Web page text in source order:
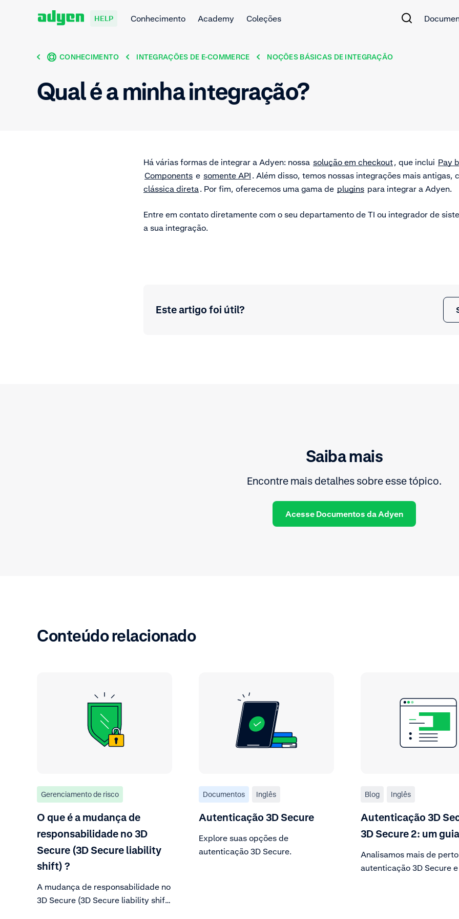
HELP Conhecimento Academy Coleções
CONHECIMENTO INTEGRAÇÕES DE E-COMMERCE NOÇÕES BÁSICAS DE INTEGRAÇÃO
Qual é a minha integração?
Há várias formas de integrar a Adyen: nossa solução em checkout, que inclui Pay
Components e somente API . Além disso, temos nossas integrações mais antigas,
clássica direta. Por fim, oferecemos uma gama de plugins para integrar a Adyen.
Entre em contato diretamente com o seu departamento de TI ou integrador de
a sua integração.
Este artigo foi útil?
Saiba mais
Encontre mais detalhes sobre esse tópico.
Acesse Documentos da Adyen
Conteúdo relacionado
Gerenciamento de risco
O que é a mudança de
responsabilidade no 3D
Secure (3D Secure liability
shift) ?
A mudança de responsabilidade no
3D Secure (3D Secure liability shift)
Documentos Inglês
Autenticação 3D Secure
Explore suas opções de
autenticação 3D Secure.
Blog Inglês
Autenticação 3D
3D Secure 2: um guia
Analisamos mais de
autenticação 3D Secure